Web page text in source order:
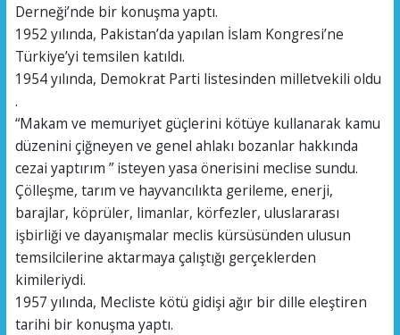
Derneği’nde bir konuşma yaptı.
1952 yılında, Pakistan’da yapılan İslam Kongresi’ne
Türkiye’yi temsilen katıldı.
1954 yılında, Demokrat Parti listesinden milletvekili oldu
.
“Makam ve memuriyet güçlerini kötüye kullanarak kamu
düzenini çiğneyen ve genel ahlakı bozanlar hakkında
cezai yaptırım ” isteyen yasa önerisini meclise sundu.
Çölleşme, tarım ve hayvancılıkta gerileme, enerji,
barajlar, köprüler, limanlar, körfezler, uluslararası
işbirliği ve dayanışmalar meclis kürsüsünden ulusun
temsilcilerine aktarmaya çalıştığı gerçeklerden
kimileriydi.
1957 yılında, Mecliste kötü gidişi ağır bir dille eleştiren
tarihi bir konuşma yaptı.